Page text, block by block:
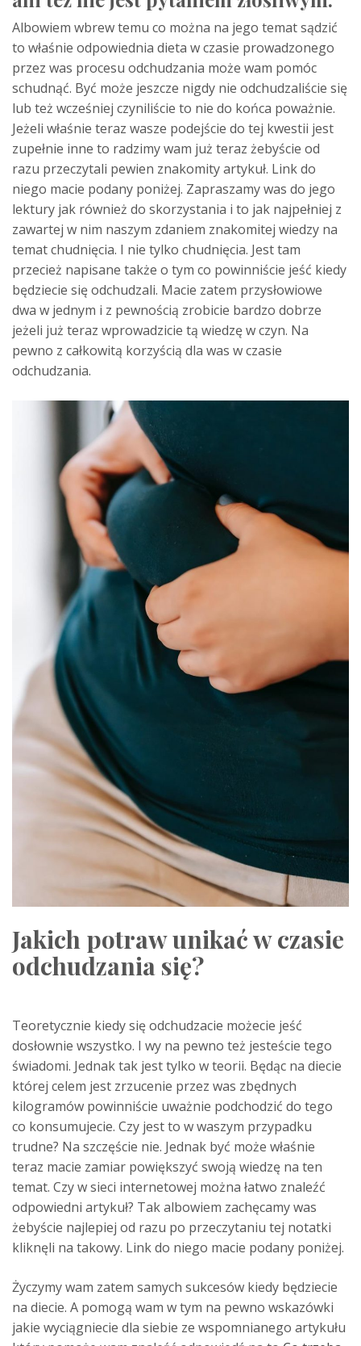
Albowiem wbrew temu co można na jego temat sądzić
to właśnie odpowiednia dieta w czasie prowadzonego
przez was procesu odchudzania może wam pomóc
schudnąć. Być może jeszcze nigdy nie odchudzaliście się
lub też wcześniej czyniliście to nie do końca poważnie.
Jeżeli właśnie teraz wasze podejście do tej kwestii jest
zupełnie inne to radzimy wam już teraz żebyście od
razu przeczytali pewien znakomity artykuł. Link do
niego macie podany poniżej. Zapraszamy was do jego
lektury jak również do skorzystania i to jak najpełniej z
zawartej w nim naszym zdaniem znakomitej wiedzy na
temat chudnięcia. I nie tylko chudnięcia. Jest tam
przecież napisane także o tym co powinniście jeść kiedy
będziecie się odchudzali. Macie zatem przysłowiowe
dwa w jednym i z pewnością zrobicie bardzo dobrze
jeżeli już teraz wprowadzicie tą wiedzę w czyn. Na
pewno z całkowitą korzyścią dla was w czasie
odchudzania.
Jakich potraw unikać w czasie
odchudzania się?
Teoretycznie kiedy się odchudzacie możecie jeść
dosłownie wszystko. I wy na pewno też jesteście tego
świadomi. Jednak tak jest tylko w teorii. Będąc na diecie
której celem jest zrzucenie przez was zbędnych
kilogramów powinniście uważnie podchodzić do tego
co konsumujecie. Czy jest to w waszym przypadku
trudne? Na szczęście nie. Jednak być może właśnie
teraz macie zamiar powiększyć swoją wiedzę na ten
temat. Czy w sieci internetowej można łatwo znaleźć
odpowiedni artykuł? Tak albowiem zachęcamy was
żebyście najlepiej od razu po przeczytaniu tej notatki
kliknęli na takowy. Link do niego macie podany poniżej.
Życzymy wam zatem samych sukcesów kiedy będziecie
na diecie. A pomogą wam w tym na pewno wskazówki
jakie wyciągniecie dla siebie ze wspomnianego artykułu